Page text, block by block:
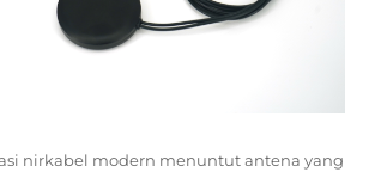
nirkabel modern menuntut antena yang